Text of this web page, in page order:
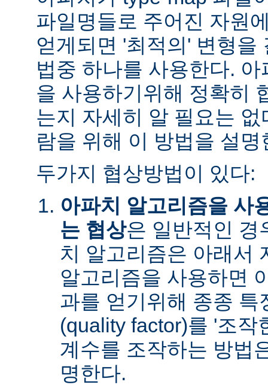
파일명들로 주어진 자원
얻게되면 '최적의' 변형을
법중 하나를 사용한다.
을 사용하기위해 정확히
는지 자세히 알 필요는
람을 위해 이 방법을 설명
두가지 협상방법이 있다:
아파치 알고리즘을 사
는 협상은 일반적인 경
치 알고리즘은 아래서
알고리즘을 사용하면
과를 얻기위해 종종 특
(quality factor)를 '조작
계수를 조작하는 방법
명한다.